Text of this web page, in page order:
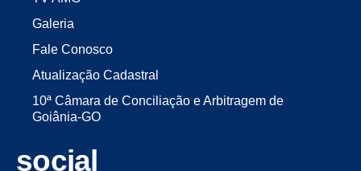
Galeria
Fale Conosco
Atualização Cadastral
10ª Câmara de Conciliação e Arbitragem de
Goiânia-GO
social